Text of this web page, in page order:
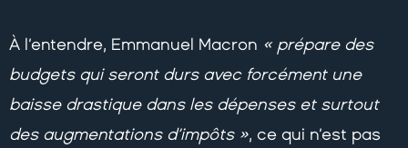
À l’entendre, Emmanuel Macron « prépare des
budgets qui seront durs avec forcément une
baisse drastique dans les dépenses et surtout
des augmentations d’impôts », ce qui n’est pas